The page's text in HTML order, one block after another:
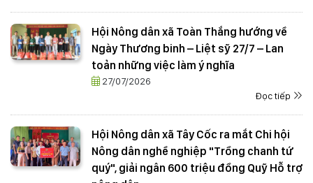
Hội Nông dân xã Toàn Thắng hướng về
Ngày Thương binh – Liệt sỹ 27/7 – Lan
toản những việc làm ý nghĩa
27/07/2026
Đọc tiếp
Hội Nông dân xã Tây Cốc ra mắt Chi hội
Nông dân nghề nghiệp "Trồng chanh tứ
quý", giải ngân 600 triệu đồng Quỹ Hỗ trợ